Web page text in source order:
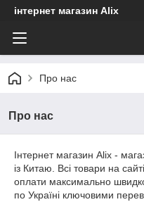
інтернет магазин Alix
Про нас
Про нас
Інтернет магазин Alix -
із Китаю. Всі товари на
оплати максимально
по Україні ключовими